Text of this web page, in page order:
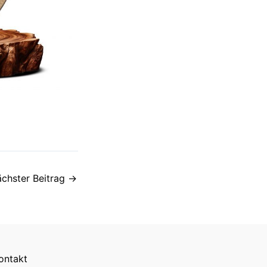
Beitrag →